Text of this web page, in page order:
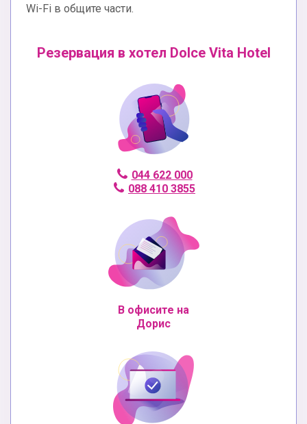
Wi-Fi в общите части.
Резервация в хотел Dolce Vita Hotel
044 622 000
088 410 3855
В офисите на
Дорис